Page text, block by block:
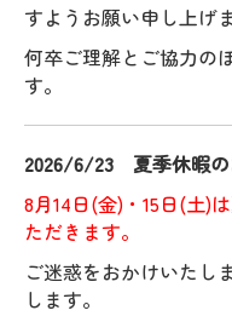
すようお願い申し上げ
何卒ご理解とご協力の
す。
2026/6/23 夏季休暇の
8月14日(金)・15日(土)
ただきます。
ご迷惑をおかけいたし
します。